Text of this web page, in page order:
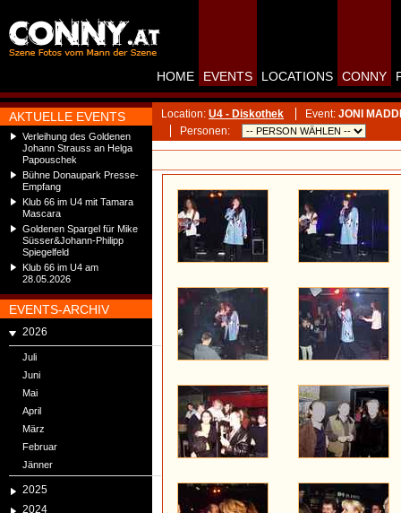
AKTUELLE EVENTS
Verleihung des Goldenen
Johann Strauss an Helga
Papouschek
Bühne Donaupark Presse-
Empfang
Klub 66 im U4 mit Tamara
Mascara
Goldenen Spargel für Mike
Süsser&Johann-Philipp
Spiegelfeld
Klub 66 im U4 am
28.05.2026
EVENTS-ARCHIV
2026
Juli
Juni
Mai
April
März
Februar
Jänner
2025
2024
HOME EVENTS LOCATIONS CONNY
Location: U4 - Diskothek Event: JONI
Personen: